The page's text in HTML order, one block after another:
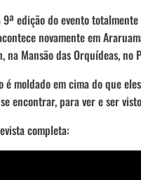
edição do evento
novamente em
na Mansão das Orquídeas, no
é moldado em cima do que
encontrar, para ver e ser
completa: